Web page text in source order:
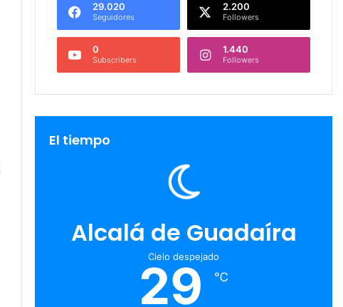
29.020
Seguidores
2.200
Followers
0
Subscribers
1.440
Followers
El tiempo
Alcalá de Guadaíra
Cielo despejado
29 ℃